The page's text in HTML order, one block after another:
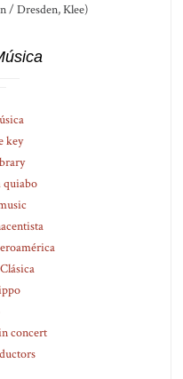
/ Dresden, Klee)
key
quiabo
concert